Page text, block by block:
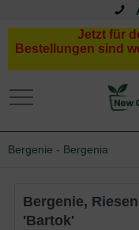
Jetzt für
Bestellungen sind
Bergenie - Bergenia
Bergenie, Riesensteinbrech
'Bartok'